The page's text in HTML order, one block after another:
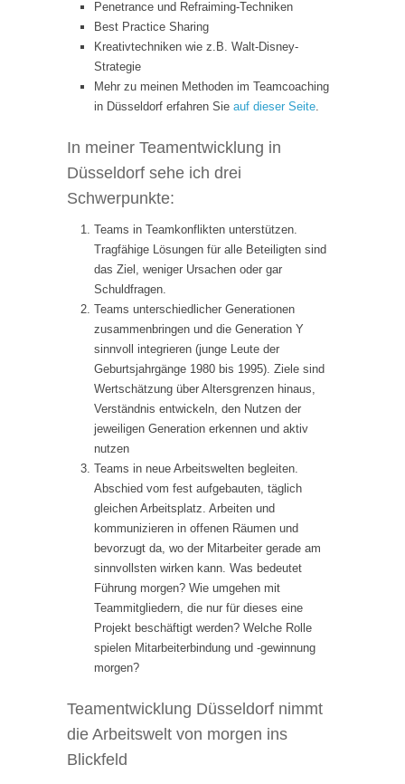
Penetrance und Refraiming-Techniken
Best Practice Sharing
Kreativtechniken wie z.B. Walt-Disney-
Strategie
Mehr zu meinen Methoden im Teamcoaching
in Düsseldorf erfahren Sie auf dieser Seite.
In meiner Teamentwicklung in
Düsseldorf sehe ich drei
Schwerpunkte:
Teams in Teamkonflikten unterstützen.
Tragfähige Lösungen für alle Beteiligten sind
das Ziel, weniger Ursachen oder gar
Schuldfragen.
Teams unterschiedlicher Generationen
zusammenbringen und die Generation Y
sinnvoll integrieren (junge Leute der
Geburtsjahrgänge 1980 bis 1995). Ziele sind
Wertschätzung über Altersgrenzen hinaus,
Verständnis entwickeln, den Nutzen der
jeweiligen Generation erkennen und aktiv
nutzen
Teams in neue Arbeitswelten begleiten.
Abschied vom fest aufgebauten, täglich
gleichen Arbeitsplatz. Arbeiten und
kommunizieren in offenen Räumen und
bevorzugt da, wo der Mitarbeiter gerade am
sinnvollsten wirken kann. Was bedeutet
Führung morgen? Wie umgehen mit
Teammitgliedern, die nur für dieses eine
Projekt beschäftigt werden? Welche Rolle
spielen Mitarbeiterbindung und -gewinnung
morgen?
Teamentwicklung Düsseldorf nimmt
die Arbeitswelt von morgen ins
Blickfeld